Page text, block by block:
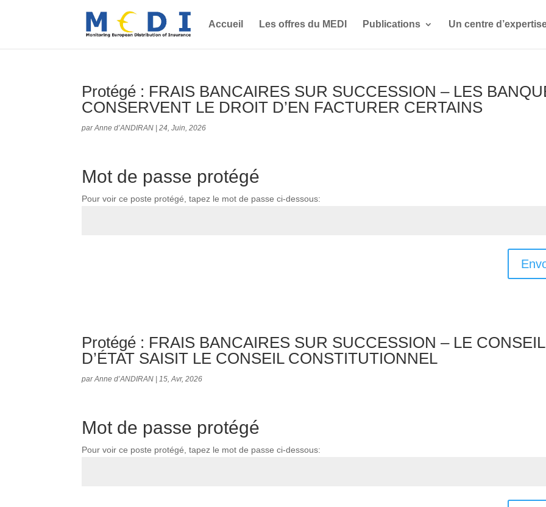
Accueil Les offres du MEDI Publications Un centre
Protégé : FRAIS BANCAIRES SUR SUCCESSION – LES
CONSERVENT LE DROIT D’EN FACTURER CERTAINS
parAnne d’ANDIRAN |24, Juin, 2026
Mot de passe protégé
Pour voir ce poste protégé, tapez le mot de passe ci-dessous:
Protégé : FRAIS BANCAIRES SUR SUCCESSION – LE CONSEIL
D’ÉTAT SAISIT LE CONSEIL CONSTITUTIONNEL
parAnne d’ANDIRAN |15, Avr, 2026
Mot de passe protégé
Pour voir ce poste protégé, tapez le mot de passe ci-dessous: